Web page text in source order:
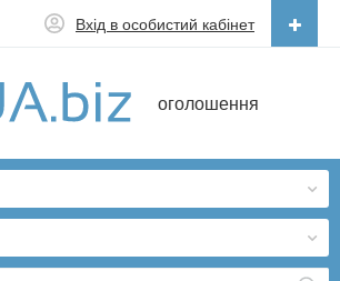
оголошення
Вхід в особистий кабінет